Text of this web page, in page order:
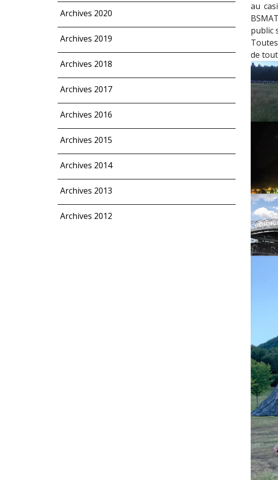
Archives 2020
Archives 2019
Archives 2018
Archives 2017
Archives 2016
Archives 2015
Archives 2014
Archives 2013
Archives 2012
au
public
de